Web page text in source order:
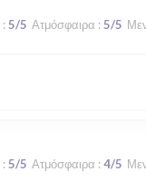
: 5/5 Ατμόσφαιρα : 5/5
: 5/5 Ατμόσφαιρα : 4/5